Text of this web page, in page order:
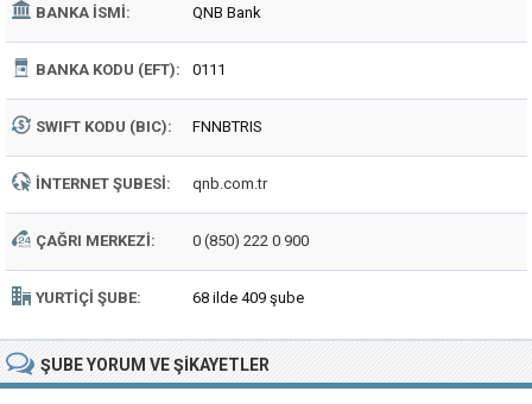
BANKA İSMI: QNB Bank
BANKA KODU (EFT): 0111
SWIFT KODU (BIC): FNNBTRIS
İNTERNET ŞUBESI: qnb.com.tr
ÇAĞRI MERKEZI: 0 (850) 222 0 900
YURTIÇI ŞUBE: 68 ilde 409 şube
ŞUBEYORUM VE ŞIKAYETLER